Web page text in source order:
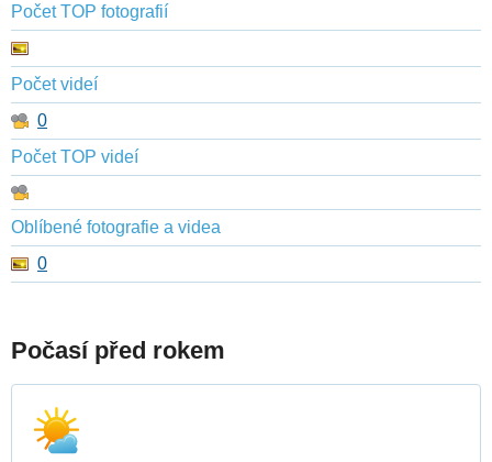
Počet TOP fotografií
Počet videí
0
Počet TOP videí
Oblíbené fotografie a videa
0
Počasí před rokem